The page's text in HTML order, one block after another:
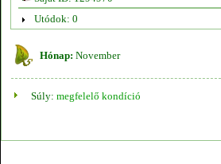
Utódok: 0
Hónap: November
Súly: megfelelő kondíció